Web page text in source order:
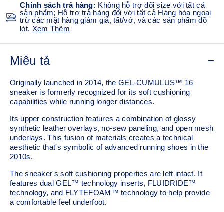
Chính sách trả hàng: Không hỗ trợ đổi size với tất cả
sản phẩm; Hỗ trợ trả hàng đối với tất cả Hàng hóa ngoại
trừ các mặt hàng giảm giá, tất/vớ, và các sản phẩm đồ
lót. Xem Thêm
Miêu tả
Originally launched in 2014, the GEL-CUMULUS™ 16
sneaker is formerly recognized for its soft cushioning
capabilities while running longer distances.
Its upper construction features a combination of glossy
synthetic leather overlays, no-sew paneling, and open mesh
underlays. This fusion of materials creates a technical
aesthetic that's symbolic of advanced running shoes in the
2010s.
The sneaker's soft cushioning properties are left intact. It
features dual GEL™ technology inserts, FLUIDRIDE™
technology, and FLYTEFOAM™ technology to help provide
a comfortable feel underfoot.